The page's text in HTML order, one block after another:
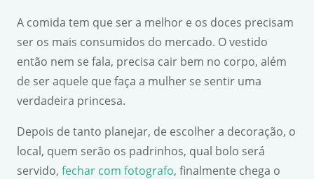
A comida tem que ser a melhor e os doces precisam
ser os mais consumidos do mercado. O vestido
então nem se fala, precisa cair bem no corpo, além
de ser aquele que faça a mulher se sentir uma
verdadeira princesa.
Depois de tanto planejar, de escolher a decoração, o
local, quem serão os padrinhos, qual bolo será
servido, fechar com fotografo, finalmente chega o